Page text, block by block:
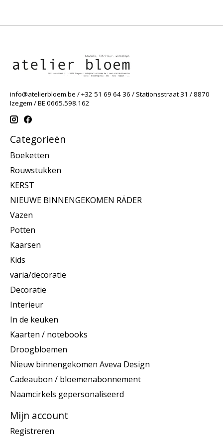
info@atelierbloem.be / +32 51 69 64 36 / Stationsstraat 31 / 8870
Izegem / BE 0665.598.162
Categorieën
Boeketten
Rouwstukken
KERST
NIEUWE BINNENGEKOMEN RÄDER
Vazen
Potten
Kaarsen
Kids
varia/decoratie
Decoratie
Interieur
In de keuken
Kaarten / notebooks
Droogbloemen
Nieuw binnengekomen Aveva Design
Cadeaubon / bloemenabonnement
Naamcirkels gepersonaliseerd
Mijn account
Registreren